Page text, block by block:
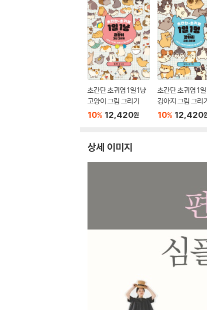
초간단 초귀염 1일 1냥
고양이 그림 그리기
10% 12,420원
초간단 초귀염 1일
강아지 그림 그리
10% 12,420
상세 이미지